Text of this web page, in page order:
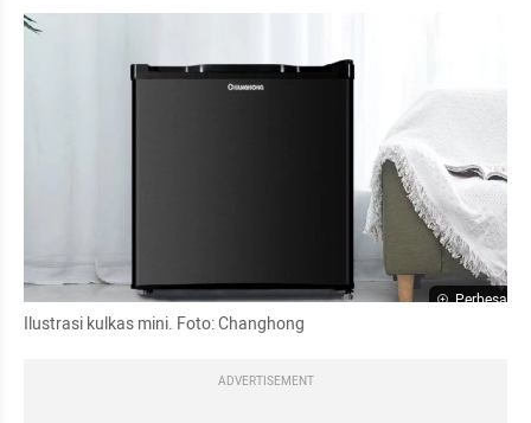
Perbesar
Ilustrasi kulkas mini. Foto: Changhong
ADVERTISEMENT